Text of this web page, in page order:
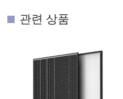
관련 상품